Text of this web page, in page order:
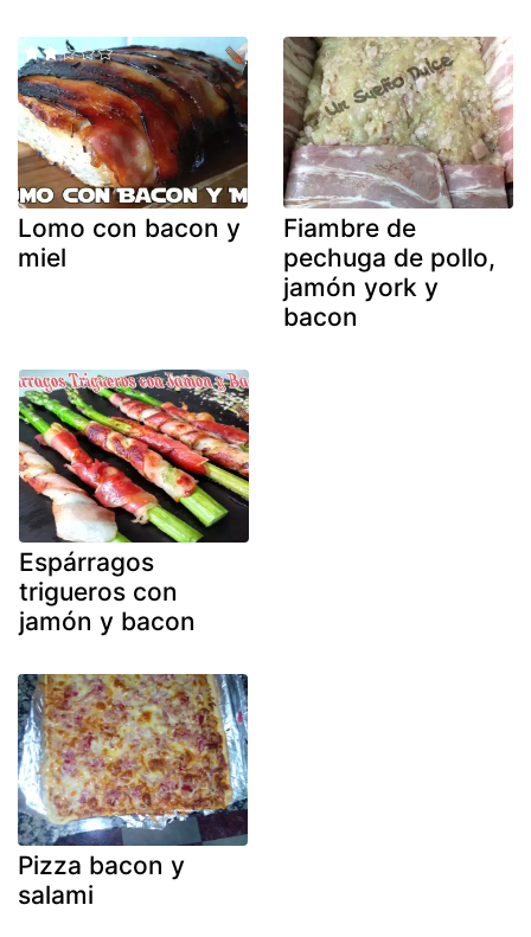
Lomo con bacon y
miel
Fiambre de
pechuga de pollo,
jamón york y
bacon
Espárragos
trigueros con
jamón y bacon
Pizza bacon y
salami